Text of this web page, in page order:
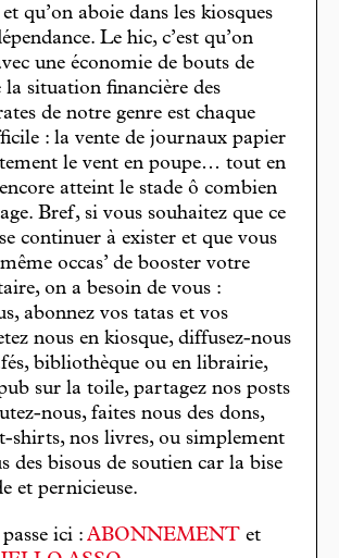
qu’on aboie dans les kiosques
Le hic, c’est qu’on
une économie de bouts de
la situation financière des
de notre genre est chaque
: la vente de journaux papier
le vent en poupe… tout en
atteint le stade ô combien
Bref, si vous souhaitez que ce
continuer à exister et que vous
occas’ de booster votre
on a besoin de vous :
abonnez vos tatas et vos
nous en kiosque, diffusez-nous
bibliothèque ou en librairie,
sur la toile, partagez nos posts
nous, faites nous des dons,
shirts, nos livres, ou simplement
des bisous de soutien car la bise
et pernicieuse.
ici : ABONNEMENT et